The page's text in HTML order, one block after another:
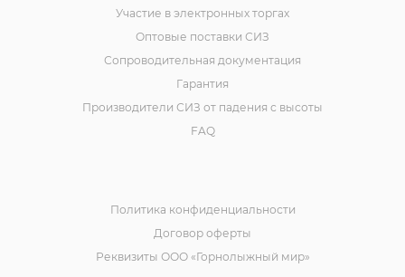
Участие в электронных торгах
Оптовые поставки СИЗ
Сопроводительная документация
Гарантия
Производители СИЗ от падения с высоты
FAQ
Политика конфиденциальности
Договор оферты
Реквизиты ООО «Горнолыжный мир»